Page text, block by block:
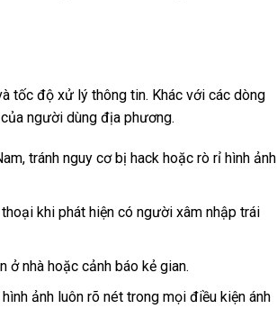
tốc độ xử lý thông tin. Khác với các dòng
người dùng địa phương.
tránh nguy cơ bị hack hoặc rò rỉ hình ảnh
khi phát hiện có người xâm nhập trái
nhà hoặc cảnh báo kẻ gian.
ảnh luôn rõ nét trong mọi điều kiện ánh